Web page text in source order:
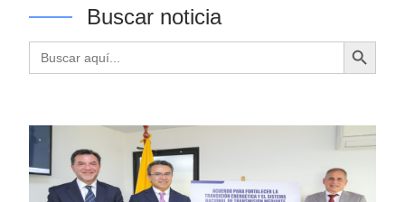
Buscar noticia
Buscar: Botón de búsqueda